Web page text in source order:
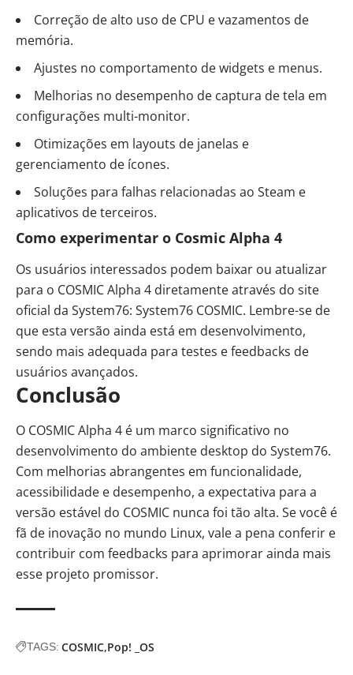
Correção de alto uso de CPU e vazamentos de
memória.
Ajustes no comportamento de widgets e menus.
Melhorias no desempenho de captura de tela em
configurações multi-monitor.
Otimizações em layouts de janelas e
gerenciamento de ícones.
Soluções para falhas relacionadas ao Steam e
aplicativos de terceiros.
Como experimentar o Cosmic Alpha 4
Os usuários interessados podem baixar ou atualizar
para o COSMIC Alpha 4 diretamente através do site
oficial da System76: System76 COSMIC. Lembre-se de
que esta versão ainda está em desenvolvimento,
sendo mais adequada para testes e feedbacks de
usuários avançados.
Conclusão
O COSMIC Alpha 4 é um marco significativo no
desenvolvimento do ambiente desktop do System76.
Com melhorias abrangentes em funcionalidade,
acessibilidade e desempenho, a expectativa para a
versão estável do COSMIC nunca foi tão alta. Se você é
fã de inovação no mundo Linux, vale a pena conferir e
contribuir com feedbacks para aprimorar ainda mais
esse projeto promissor.
TAGS: COSMIC Pop! _OS